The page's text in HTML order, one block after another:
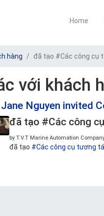
Home
hàng đã tạo #Các công cụ
với khách
Jane Nguyen invited
đã tạo #Các công
by T.V.T Marine Automation
đã tạo #Các công cụ tương